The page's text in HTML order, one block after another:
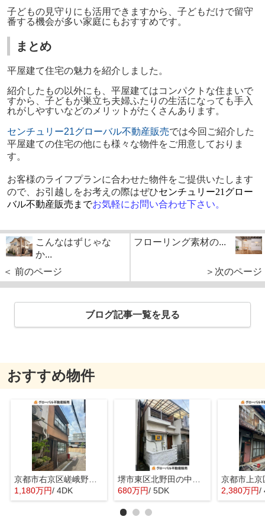
子どもの見守りにも活用できますから、子どもだけで留守
番する機会が多い家庭にもおすすめです。
まとめ
平屋建て住宅の魅力を紹介しました。
紹介したもの以外にも、平屋建てはコンパクトな住まいで
すから、子どもが巣立ち夫婦ふたりの生活になっても手入
れがしやすいなどのメリットがたくさんあります。
センチュリー21グローバル不動産販売では今回ご紹介した
平屋建ての住宅の他にも様々な物件をご用意しておりま
す。
お客様のライフプランに合わせた物件をご提供いたします
ので、お引越しをお考えの際はぜひセンチュリー21 グロー
バル不動産販売までお気軽にお問い合わせ下さい。
こんなはずじゃな
か...
＜ 前のページ
フローリング素材の...
＞次のページ
ブログ記事一覧を見る
おすすめ物件
京都市右京区嵯峨野宮ノ元町の中古一戸建
1,180万円/ 4DK
堺市東区北野田の中古一戸建
680万円/ 5DK 2,380万円/